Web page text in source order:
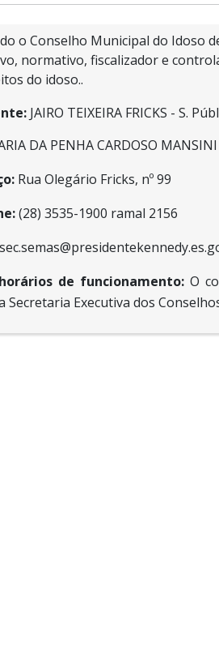
o Conselho Municipal do Idoso
normativo, fiscalizador e
do idoso..
JAIRO TEIXEIRA FRICKS - S.
DA PENHA CARDOSO MANSINI
Rua Olegário Fricks, nº 99
(28) 3535-1900 ramal 2156
de funcionamento: O
Secretaria Executiva dos